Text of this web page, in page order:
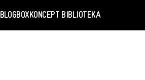
BLOGBOXKONCEPT BIBLIOTEKA